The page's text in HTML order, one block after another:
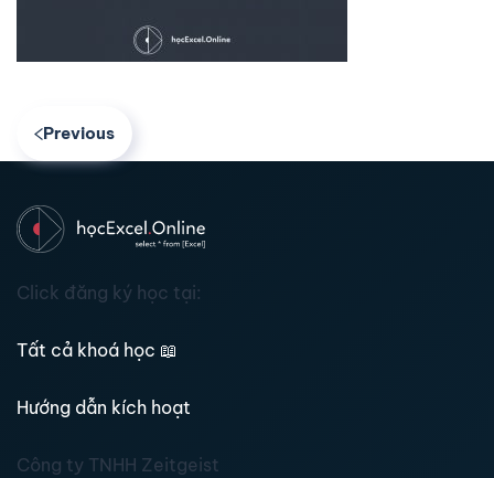
Previous
Click đăng ký học tại:
Tất cả khoá học 📖
Hướng dẫn kích hoạt
Công ty TNHH Zeitgeist